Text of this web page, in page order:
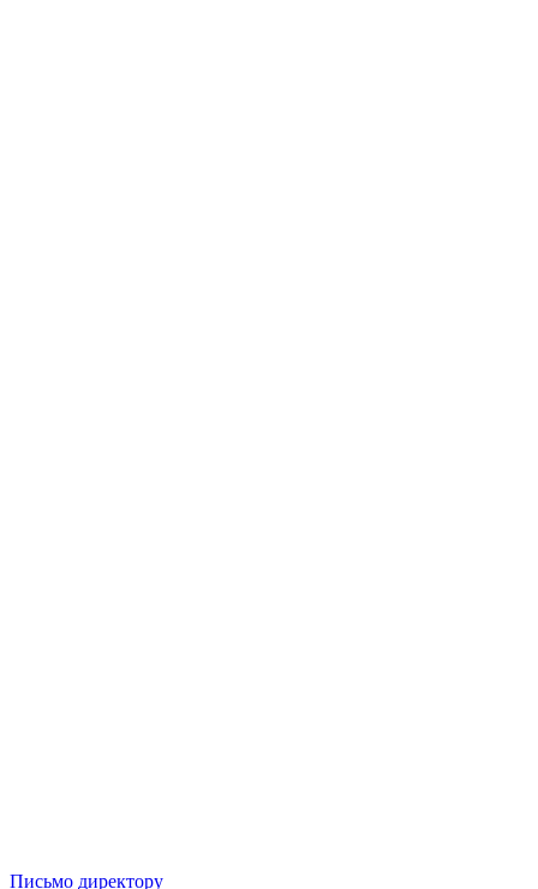
Письмо директору